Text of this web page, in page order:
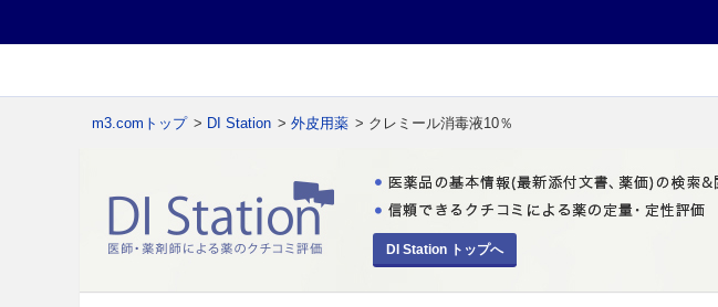
m3.comトップ > DI Station > 外皮用薬 > クレミール消毒液10％
DI Station トップへ